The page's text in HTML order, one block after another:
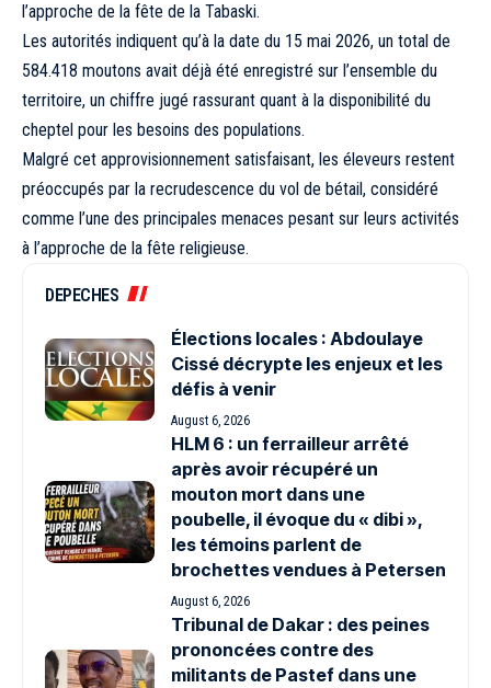
l’approche de la fête de la Tabaski.
Les autorités indiquent qu’à la date du 15 mai 2026, un total de
584.418 moutons avait déjà été enregistré sur l’ensemble du
territoire, un chiffre jugé rassurant quant à la disponibilité du
cheptel pour les besoins des populations.
Malgré cet approvisionnement satisfaisant, les éleveurs restent
préoccupés par la recrudescence du vol de bétail, considéré
comme l’une des principales menaces pesant sur leurs activités
à l’approche de la fête religieuse.
DEPECHES
Élections locales : Abdoulaye
Cissé décrypte les enjeux et les
défis à venir
August 6, 2026
HLM 6 : un ferrailleur arrêté
après avoir récupéré un
mouton mort dans une
poubelle, il évoque du « dibi »,
les témoins parlent de
brochettes vendues à Petersen
August 6, 2026
Tribunal de Dakar : des peines
prononcées contre des
militants de Pastef dans une